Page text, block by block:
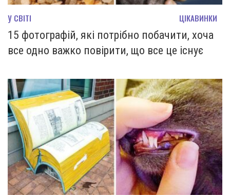
У СВІТІ ЦІКАВИНКИ
15 фотографій, які потрібно побачити, хоча
все одно важко повірити, що все це існує